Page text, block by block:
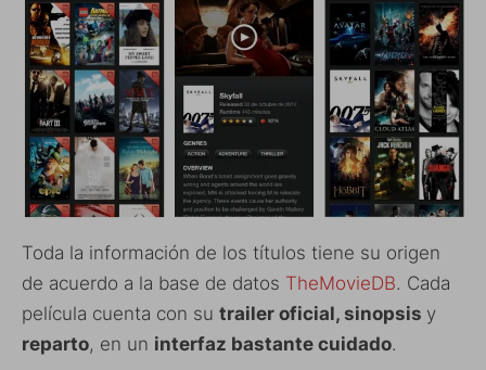
Toda la información de los títulos tiene su origen
de acuerdo a la base de datos TheMovieDB. Cada
película cuenta con su trailer oficial, sinopsis y
reparto, en un interfaz bastante cuidado.